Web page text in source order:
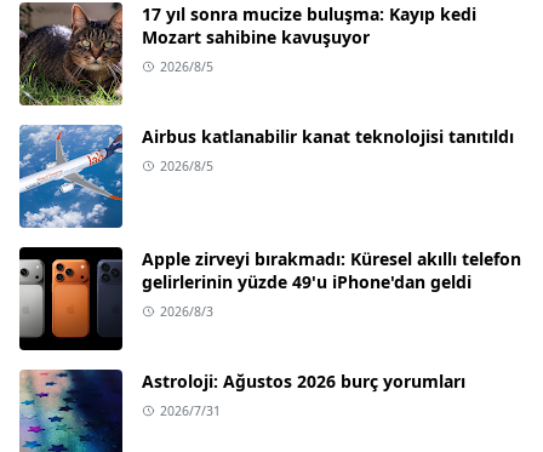
17 yıl sonra mucize buluşma: Kayıp kedi
Mozart sahibine kavuşuyor
2026/8/5
Airbus katlanabilir kanat teknolojisi tanıtıldı
2026/8/5
Apple zirveyi bırakmadı: Küresel akıllı telefon
gelirlerinin yüzde 49'u iPhone'dan geldi
2026/8/3
Astroloji: Ağustos 2026 burç yorumları
2026/7/31